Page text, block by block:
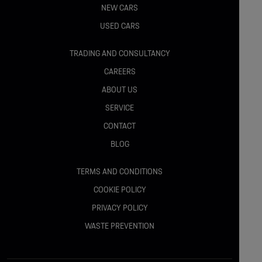
Cameră panoramică 360°
Sistem iluminare ambientală și iluminare picioare
Frână de parcare electrică cu Auto Hold
Toyota Safety Sense cu actualizări OTA
Sistem Pre-Collision (PCS) cu detectare pietoni și
Cruise Control Adaptiv inteligent
NEW CARS
USED CARS
TRADING AND CONSULTANCY
CAREERS
ABOUT US
SERVICE
CONTACT
BLOG
TERMS AND CONDITIONS
COOKIE POLICY
PRIVACY POLICY
WASTE PREVENTION